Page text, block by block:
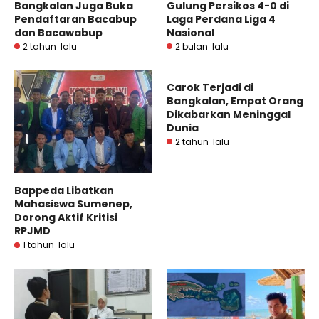
Bangkalan Juga Buka
Pendaftaran Bacabup
dan Bacawabup
2 tahun lalu
Gulung Persikos 4-0 di
Laga Perdana Liga 4
Nasional
2 bulan lalu
Bappeda Libatkan
Mahasiswa Sumenep,
Dorong Aktif Kritisi
RPJMD
1 tahun lalu
Carok Terjadi di
Bangkalan, Empat Orang
Dikabarkan Meninggal
Dunia
2 tahun lalu